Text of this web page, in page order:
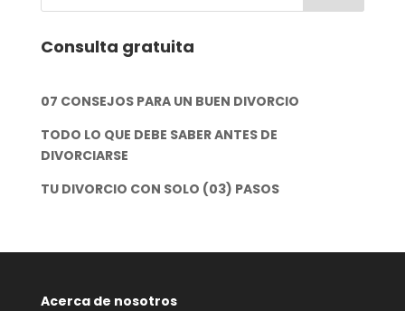
Consulta gratuita
07 CONSEJOS PARA UN BUEN DIVORCIO
TODO LO QUE DEBE SABER ANTES DE
DIVORCIARSE
TU DIVORCIO CON SOLO (03) PASOS
Acerca de nosotros